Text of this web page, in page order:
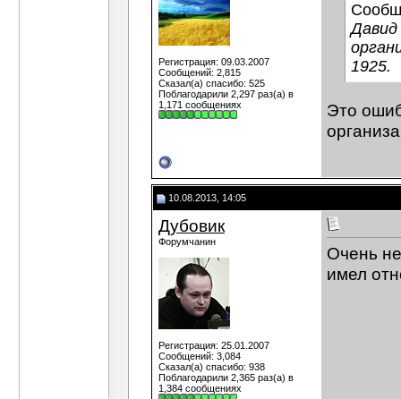
Регистрация: 09.03.2007
Сообщений: 2,815
Сказал(а) спасибо: 525
Поблагодарили 2,297 раз(а) в
1,171 сообщениях
Давид
1925.
Это
10.08.2013, 14:05
Дубовик
Форумчанин
Регистрация: 25.01.2007
Сообщений: 3,084
Сказал(а) спасибо: 938
Поблагодарили 2,365 раз(а) в
1,384 сообщениях
Очень
имел